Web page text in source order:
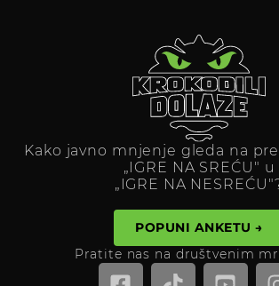
Kako javno mnjenje gleda na
„IGRE NA SREĆU" u
„IGRE NA
POPUNI ANKETU →
Pratite nas na društvenim